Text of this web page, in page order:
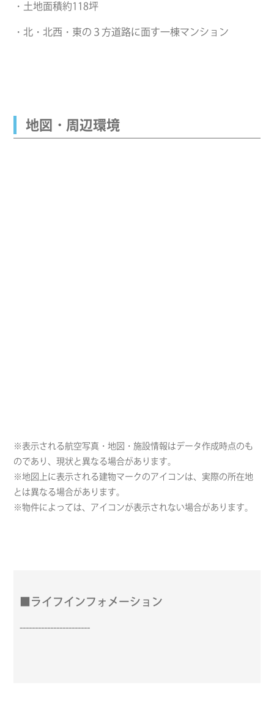
・土地面積約118坪
・北・北西・東の３方道路に面す一棟マンション
地図・周辺環境
※表示される航空写真・地図・施設情報はデータ作成時点のも
のであり、現状と異なる場合があります。
※地図上に表示される建物マークのアイコンは、実際の所在地
とは異なる場合があります。
※物件によっては、アイコンが表示されない場合があります。
■ライフインフォメーション
-----------------------